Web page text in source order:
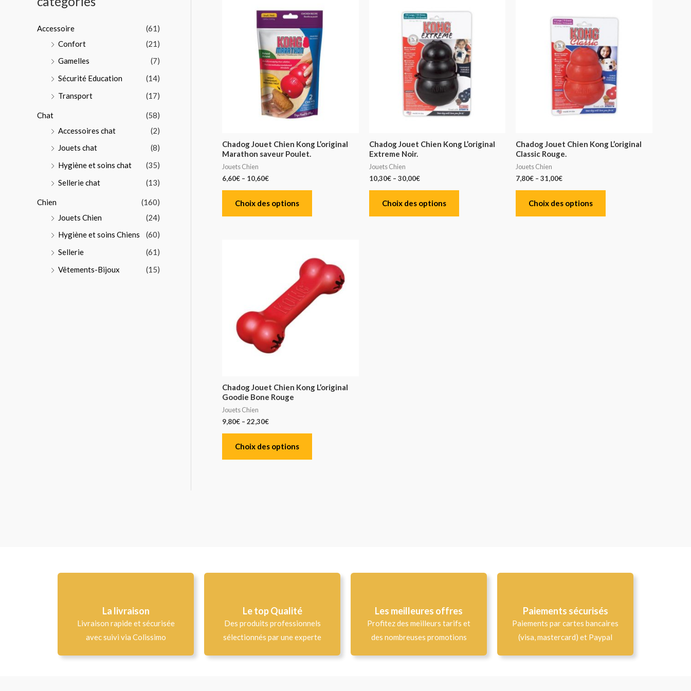
u
Accessoire
(61)
Confort
(21)
Gamelles
(7)
Sécurité Education
(14)
Transport
(17)
Chat
(58)
Accessoires chat
(2)
Jouets chat
(8)
Hygiène et soins chat
(35)
Sellerie chat
(13)
Chien
(160)
Jouets Chien
(24)
Hygiène et soins Chiens
(60)
Sellerie
(61)
Vêtements-Bijoux
(15)
Chadog Jouet Chien Kong L’original
Marathon saveur Poulet.
Jouets Chien
6,60€ – 10,60€
Choix des options
Chadog Jouet Chien Kong L’original
Extreme Noir.
Jouets Chien
10,30€– 30,00€
Choix des options
Chadog Jouet Chien Kong L’original
Classic Rouge.
Jouets Chien
7,80€ –31,00€
Choix des options
Chadog Jouet Chien Kong L’original
Goodie Bone Rouge
Jouets Chien
9,80€ – 22,30€
Choix des options
La livraison
Livraison rapide et sécurisée
avec suivi via Colissimo
Le top Qualité​
Des produits professionnels
sélectionnés par une experte
Les meilleures offres
Profitez des meilleurs tarifs et
des nombreuses promotions
Paiements sécurisés
Paiements par cartes bancaires
(visa, mastercard) et Paypal